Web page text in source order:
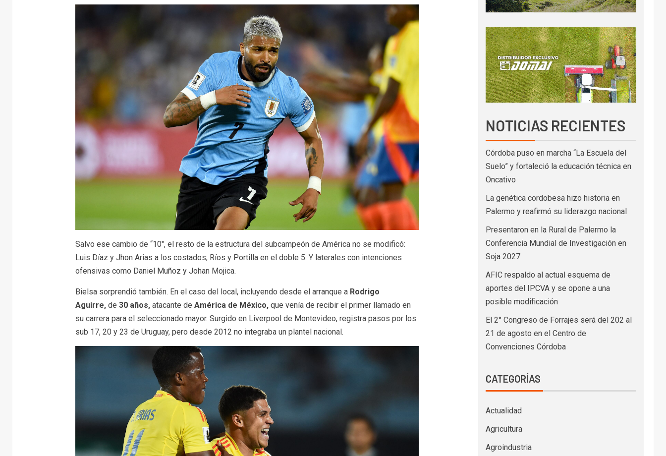
Salvo ese cambio de “10″, el resto de la estructura del subcampeón de América no se modificó:
Luis Díaz y Jhon Arias a los costados; Ríos y Portilla en el doble 5. Y laterales con intenciones
ofensivas como Daniel Muñoz y Johan Mojica.
Bielsa sorprendió también. En el caso del local, incluyendo desde el arranque a Rodrigo
Aguirre, de 30 años,atacante de América de México, que venía de recibir el primer llamado en
su carrera para el seleccionado mayor. Surgido en Liverpool de Montevideo, registra pasos por los
sub 17, 20 y 23 de Uruguay, pero desde 2012 no integraba un plantel nacional.
NOTICIAS RECIENTES
Córdoba puso en marcha “La Escuela del
Suelo” y fortaleció la educación técnica en
Oncativo
La genética cordobesa hizo historia en
Palermo y reafirmó su liderazgo nacional
Presentaron en la Rural de Palermo la
Conferencia Mundial de Investigación en
Soja 2027
AFIC respaldo al actual esquema de
aportes del IPCVA y se opone a una
posible modificación
El 2° Congreso de Forrajes será del 202 al
21 de agosto en el Centro de
Convenciones Córdoba
CATEGORÍAS
Actualidad
Agricultura
Agroindustria